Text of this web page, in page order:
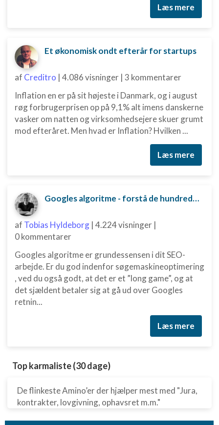
Læs mere
Et økonomisk ondt efterår for startups
af Creditro | 4.086 visninger | 3 kommentarer
Inflation en er på sit højeste i Danmark, og i august
røg forbrugerprisen op på 9,1% alt imens danskerne
vasker om natten og virksomhedsejere skuer grumt
mod efteråret. Men hvad er Inflation? Hvilken ...
Læs mere
Googles algoritme - forstå de hundredvis af parametre bag
af Tobias Hyldeborg | 4.224 visninger |
0 kommentarer
Googles algoritme er grundessensen i dit SEO-
arbejde. Er du god indenfor søgemaskineoptimering
, ved du også godt, at det er et ”long game”, og at
det sjældent betaler sig at gå ud over Googles
retnin...
Læs mere
Top karmaliste (30 dage)
De flinkeste Amino’er der hjælper mest med "Jura,
kontrakter, lovgivning, ophavsret m.m."